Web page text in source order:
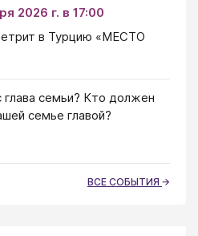
2026 г. в 17:00
в Турцию «МЕСТО
глава семьи? Кто должен
семье главой?
ВСЕ СОБЫТИЯ